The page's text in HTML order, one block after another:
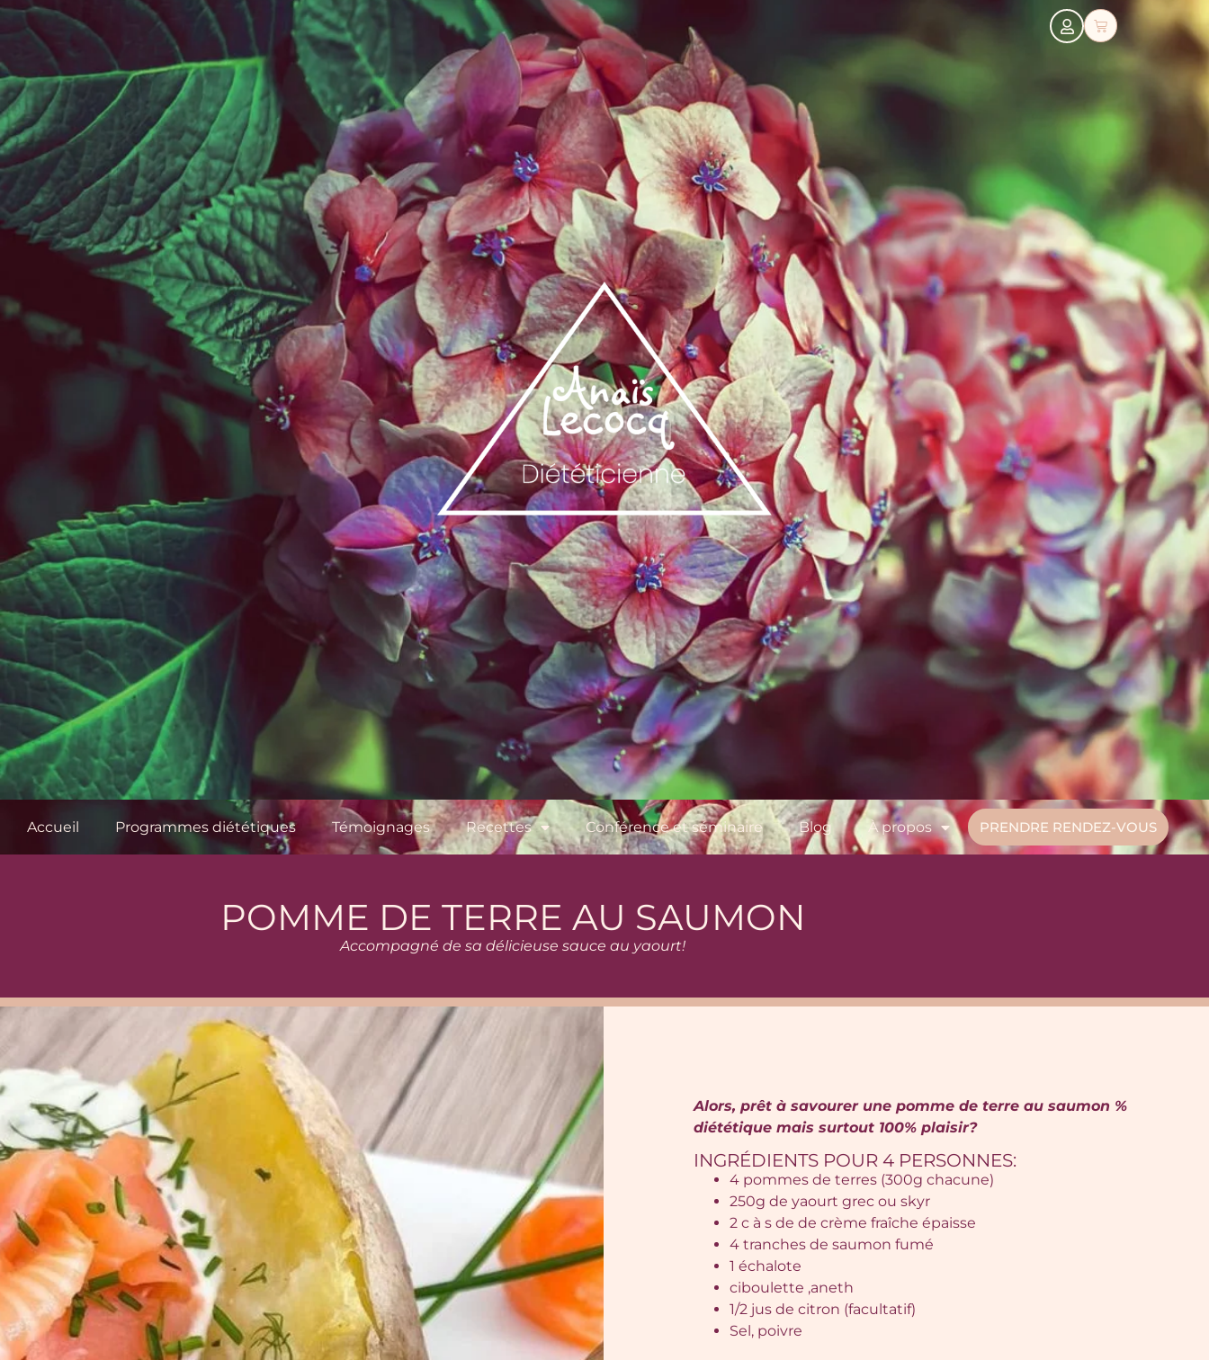
Accueil Programmes diététiques Témoignages Recettes Conférence et séminaire Blog À propos PRENDRE RENDEZ-VOUS
POMME DE TERRE AU SAUMON
Accompagné de sa délicieuse sauce au yaourt!
Alors, prêt à savourer une pomme de terre au saumon %
diététique mais surtout 100% plaisir?
INGRÉDIENTS POUR 4 PERSONNES:
4 pommes de terres (300g chacune)
250g de yaourt grec ou skyr
2 c à s de de crème fraîche épaisse
4 tranches de saumon fumé
1 échalote
ciboulette ,aneth
1/2 jus de citron (facultatif)
Sel, poivre